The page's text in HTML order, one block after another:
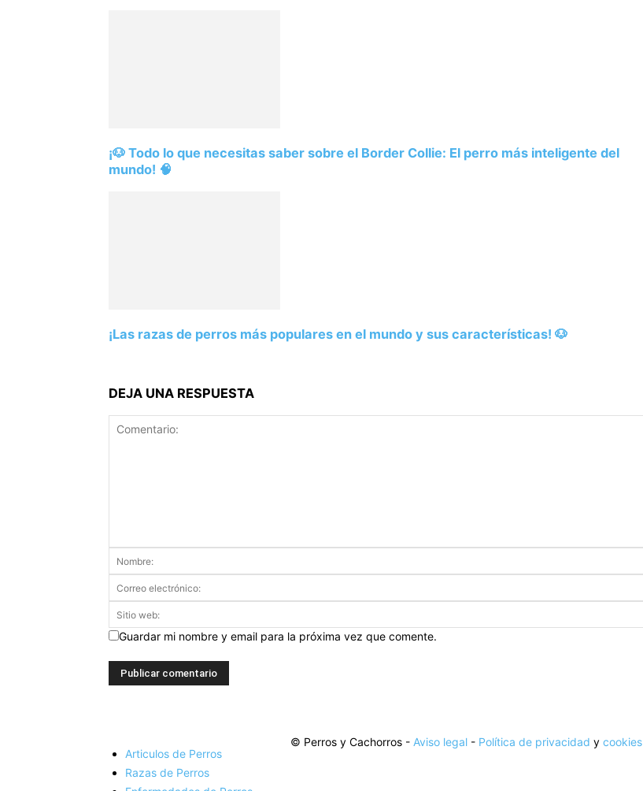
¡🐶 Todo lo que necesitas saber sobre el Border Collie: El perro más inteligente del
mundo! 🧠
¡Las razas de perros más populares en el mundo y sus características! 🐶
DEJA UNA RESPUESTA
Guardar mi nombre y email para la próxima vez que comente.
Articulos de Perros
Razas de Perros
© Perros y Cachorros - Aviso legal - Política de privacidad y cookies